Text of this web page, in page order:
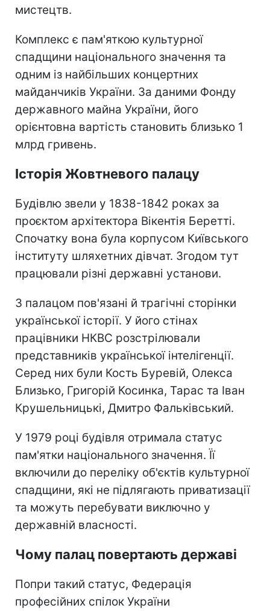
мистецтв.
Комплекс є пам'яткою культурної
спадщини національного значення та
одним із найбільших концертних
майданчиків України. За даними Фонду
державного майна України, його
орієнтовна вартість становить близько 1
млрд гривень.
Історія Жовтневого палацу
Будівлю звели у 1838-1842 роках за
проєктом архітектора Вікентія Беретті.
Спочатку вона була корпусом Київського
інституту шляхетних дівчат. Згодом тут
працювали різні державні установи.
З палацом пов'язані й трагічні сторінки
української історії. У його стінах
працівники НКВС розстрілювали
представників української інтелігенції.
Серед них були Кость Буревій, Олекса
Близько, Григорій Косинка, Тарас та Іван
Крушельницькі, Дмитро Фальківський.
У 1979 році будівля отримала статус
пам'ятки національного значення. Її
включили до переліку об'єктів культурної
спадщини, які не підлягають приватизації
та можуть перебувати виключно у
державній власності.
Чому палац повертають державі
Попри такий статус, Федерація
професійних спілок України